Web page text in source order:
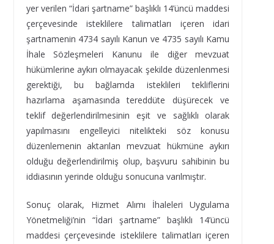
yer verilen “İdari şartname” başlıklı 14’üncü maddesi
çerçevesinde isteklilere talimatları içeren idari
şartnamenin 4734 sayılı Kanun ve 4735 sayılı Kamu
İhale Sözleşmeleri Kanunu ile diğer mevzuat
hükümlerine aykırı olmayacak şekilde düzenlenmesi
gerektiği, bu bağlamda isteklileri tekliflerini
hazırlama aşamasında tereddüte düşürecek ve
teklif değerlendirilmesinin eşit ve sağlıklı olarak
yapılmasını engelleyici nitelikteki söz konusu
düzenlemenin aktarılan mevzuat hükmüne aykırı
olduğu değerlendirilmiş olup, başvuru sahibinin bu
iddiasının yerinde olduğu sonucuna varılmıştır.
Sonuç olarak, Hizmet Alımı İhaleleri Uygulama
Yönetmeliği’nin “İdari şartname” başlıklı 14’üncü
maddesi çerçevesinde isteklilere talimatları içeren